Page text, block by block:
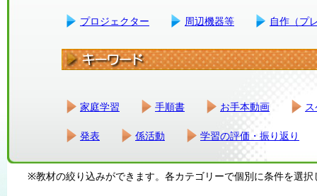
プロジェクター 周辺機器等 自作（プ
家庭学習 手順書 お手本動画
発表 係活動 学習の評価・振り返り
※教材の絞り込みができます。各カテゴリーで個別に条件を選択